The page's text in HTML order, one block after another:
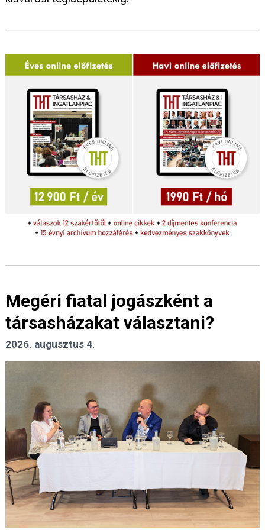
Megéri fiatal jogászként a
társasházakat választani?
2026. augusztus 4.